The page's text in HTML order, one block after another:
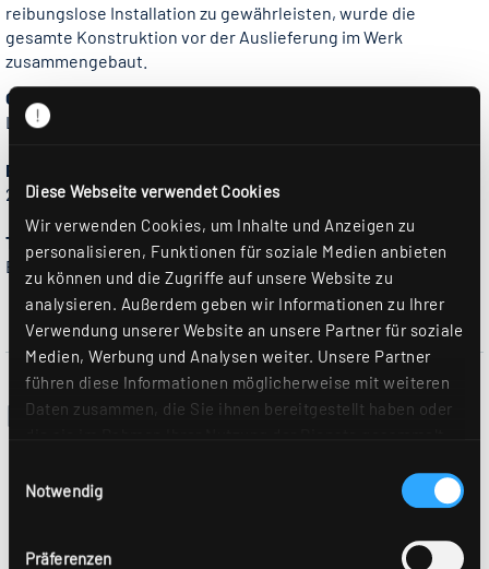
Diese Webseite verwendet Cookies
Wir verwenden Cookies, um Inhalte und Anzeigen zu
personalisieren, Funktionen für soziale Medien anbieten
zu können und die Zugriffe auf unsere Website zu
analysieren. Außerdem geben wir Informationen zu Ihrer
Verwendung unserer Website an unsere Partner für soziale
Medien, Werbung und Analysen weiter. Unsere Partner
führen diese Informationen möglicherweise mit weiteren
Daten zusammen, die Sie ihnen bereitgestellt haben oder
Sie unsere Webseite weiterhin nutzen. Weitere Details
Notwendig
Präferenzen
reibungslose Installation zu gewährleisten, wurde die
gesamte Konstruktion vor der Auslieferung im Werk
zusammengebaut.
Ort
Liverpool
Baujahr
2018
Themenbereich
Büro & Konferenz
Eingesetzte RIDI Produkte